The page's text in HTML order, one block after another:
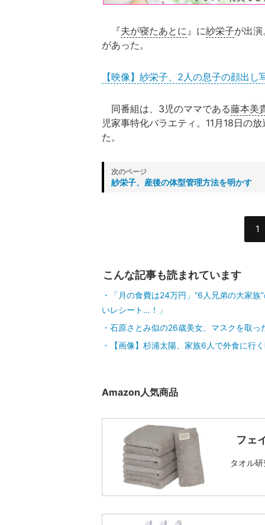
『夫が寝たあとに』に紗栄子が出
があった。
【映像】紗栄子、2人の息子の顔出し
同番組は、3児のママである藤本美
児家事特化バラエティ。11月18日の
た。
紗栄子、産後の体型管理方法を明かす
1
こんな記事も読まれています
「月の食費は24万円」“6人兄弟の大家
いレシート…！」
石原さとみ似の26歳美女、マスクを取
【画像】杉浦太陽、家族6人で外食に行
Amazon人気商品
フェ
タオル